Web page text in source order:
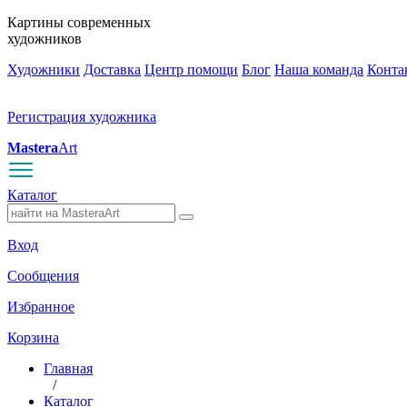
Картины современных
художников
Художники Доставка Центр помощи Блог Наша команда
Регистрация художника
MasteraArt
Каталог
Вход
Сообщения
Избранное
Корзина
Главная
/
Каталог